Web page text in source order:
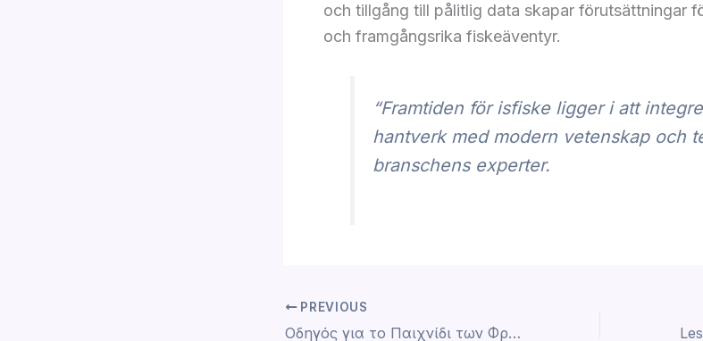
och tillgång till pålitlig data skapar förutsättningar
och framgångsrika fiskeäventyr.
“Framtiden för isfiske ligger i att
hantverk med modern vetenskap och
branschens experter.
PREVIOUS
Οδηγός για το Παιχνίδι των Φρουτακίων στο cleobetra casino